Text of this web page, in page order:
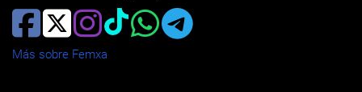
Más sobre Femxa